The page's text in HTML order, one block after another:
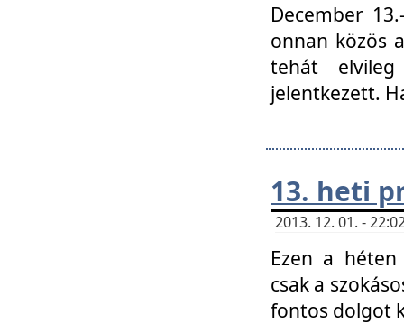
December
onnan közös
tehát
jelentkezett.
13. heti
2013. 12. 01. -
Ezen a
csak a
fontos dolgot